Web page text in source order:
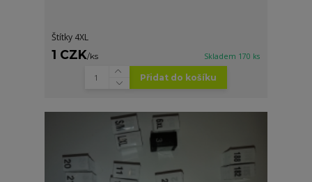
Štítky 4XL
1 CZK/ks Skladem 170 ks
Přidat do košíku